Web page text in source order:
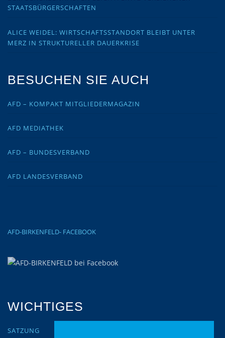
STAATSBÜRGERSCHAFTEN
ALICE WEIDEL: WIRTSCHAFTSSTANDORT BLEIBT UNTER
MERZ IN STRUKTURELLER DAUERKRISE
BESUCHEN SIE AUCH
AFD – KOMPAKT MITGLIEDERMAGAZIN
AFD MEDIATHEK
AFD – BUNDESVERBAND
AFD LANDESVERBAND
AFD-BIRKENFELD- FACEBOOK
WICHTIGES
SATZUNG